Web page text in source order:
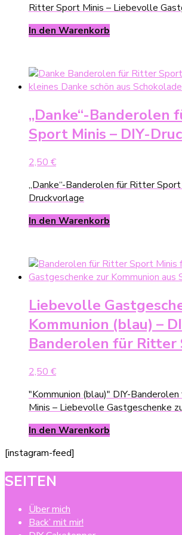
Ritter Sport Minis – Liebevolle
In den Warenkorb
„Danke“-Banderolen
Sport Minis – DIY-
2,50 €
„Danke“-Banderolen für Ritter Sport
Druckvorlage
In den Warenkorb
Liebevolle
Kommunion (blau) –
Banderolen für Ritter
2,50 €
"Kommunion (blau)" DIY-
Minis – Liebevolle Gastgeschenke
In den Warenkorb
[instagram-feed]
SEITEN
Über mich
Back’ mit mir!